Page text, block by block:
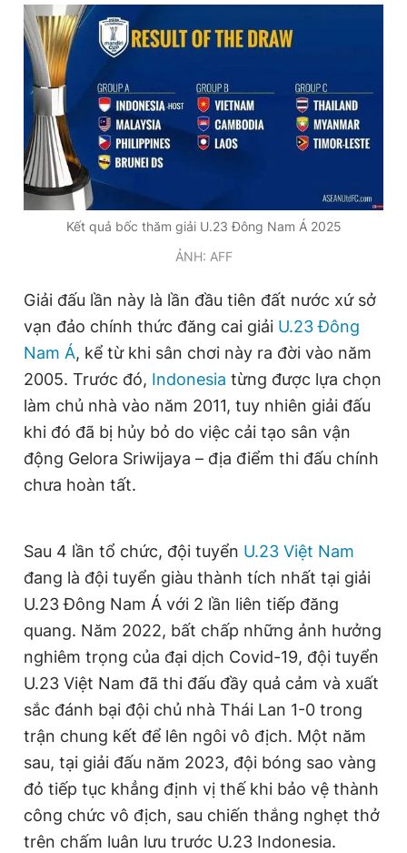
Đặt báo Quảng cáo
Tổng biên tập: Nguyễn Ngọc Toàn
Phó tổng biên tập thường trực: Hải Thành
Phó tổng biên tập: Lâm Hiếu Dũng
Phó tổng biên tập: Trần Việt Hưng
Tổng thư ký tòa soạn: Đức Trung
Giấy phép xuất bản số 110/GP - BTTTT cấp ngày 24.3.2020
© 2003-2026 Bản quyền thuộc về Báo Thanh Niên. Cấm sao
chép dưới mọi hình thức nếu không có sự chấp thuận bằng văn
bản. Phát triển bởi ePi Technologies, JSC.
Kết quả bốc thăm giải U.23 Đông Nam Á 2025
ẢNH: AFF
Giải đấu lần này là lần đầu tiên đất nước xứ sở
vạn đảo chính thức đăng cai giải U.23 Đông
Nam Á, kể từ khi sân chơi này ra đời vào năm
2005. Trước đó, Indonesia từng được lựa chọn
làm chủ nhà vào năm 2011, tuy nhiên giải đấu
khi đó đã bị hủy bỏ do việc cải tạo sân vận
động Gelora Sriwijaya – địa điểm thi đấu chính
chưa hoàn tất.
Sau 4 lần tổ chức, đội tuyển U.23 Việt Nam
đang là đội tuyển giàu thành tích nhất tại giải
U.23 Đông Nam Á với 2 lần liên tiếp đăng
quang. Năm 2022, bất chấp những ảnh hưởng
nghiêm trọng của đại dịch Covid-19, đội tuyển
U.23 Việt Nam đã thi đấu đầy quả cảm và xuất
sắc đánh bại đội chủ nhà Thái Lan 1-0 trong
trận chung kết để lên ngôi vô địch. Một năm
sau, tại giải đấu năm 2023, đội bóng sao vàng
đỏ tiếp tục khẳng định vị thế khi bảo vệ thành
công chức vô địch, sau chiến thắng nghẹt thở
trên chấm luân lưu trước U.23 Indonesia.